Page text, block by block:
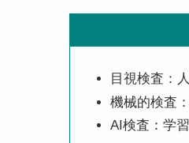
目視検査：
機械的検査
AI検査：学